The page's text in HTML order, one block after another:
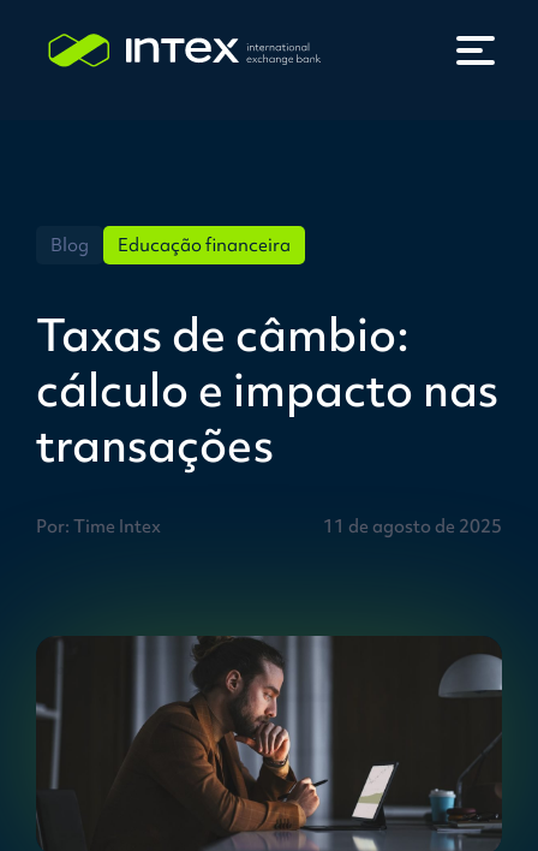
Blog Educação financeira
Taxas de câmbio:
cálculo e impacto nas
transações
Por: Time Intex 11 de agosto de 2025